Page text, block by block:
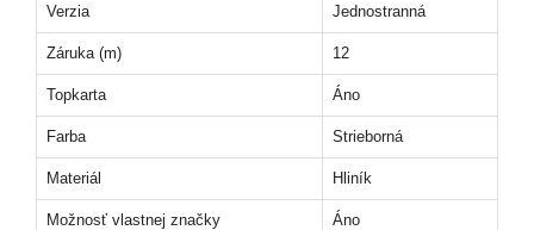
Verzia Jednostranná
Záruka (m) 12
Topkarta Áno
Farba Strieborná
Materiál Hliník
Možnosť vlastnej značky Áno